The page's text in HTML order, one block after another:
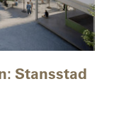
Stansstad